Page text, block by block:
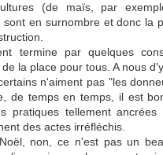
(de maïs, par
sont en surnombre et donc la
termine par quelques
la place pour tous. A nous d'y
n'aiment pas "les
de temps en temps, il est
pratiques tellement ancrées
des actes irréfléchis.
non, ce n'est pas un